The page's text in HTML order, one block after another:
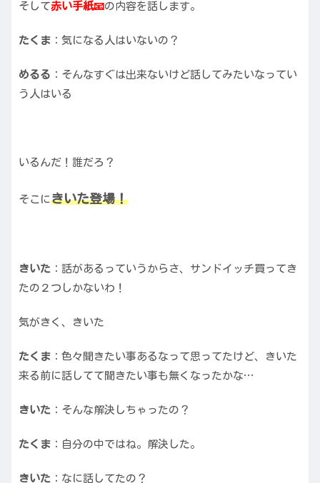
そして赤い手紙📧の内容を話します。
たくま ：気になる人はいないの？
めるる ：そんなすぐは出来ないけど話してみたいなってい
う人はいる
いるんだ！誰だろ？
そこにきいた登場！
きいた ：話があるっていうからさ、サンドイッチ買ってき
たの２つしかないわ！
気がきく、きいた
たくま ：色々聞きたい事あるなって思ってたけど、きいた
来る前に話してて聞きたい事も無くなったかな…
きいた ：そんな解決しちゃったの？
たくま ：自分の中ではね。解決した。
きいた ：なに話してたの？